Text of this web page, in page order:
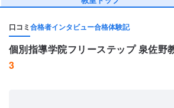
口コミ合格者インタビュー合格体験記
個別指導学院フリーステップ 泉佐野
3